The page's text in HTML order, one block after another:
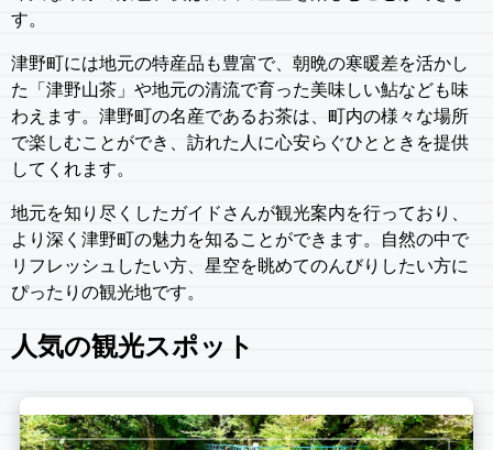
す。
津野町には地元の特産品も豊富で、朝晩の寒暖差を活かし
た「津野山茶」や地元の清流で育った美味しい鮎なども味
わえます。津野町の名産であるお茶は、町内の様々な場所
で楽しむことができ、訪れた人に心安らぐひとときを提供
してくれます。
地元を知り尽くしたガイドさんが観光案内を行っており、
より深く津野町の魅力を知ることができます。自然の中で
リフレッシュしたい方、星空を眺めてのんびりしたい方に
ぴったりの観光地です。
人気の観光スポット